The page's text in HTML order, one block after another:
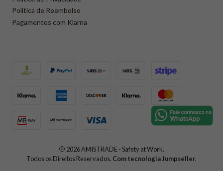
Politica de Reembolso
Pagamentos com Klarna
2026 AMISTRADE - Safety at Work.
Todos os Direitos Reservados. Com tecnologia Jumpseller.